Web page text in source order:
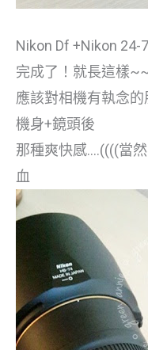
Nikon Df +Nikon 24-
完成了！就長這樣
應該對相機有執念
機身+鏡頭後
那種爽快感….((((當
血